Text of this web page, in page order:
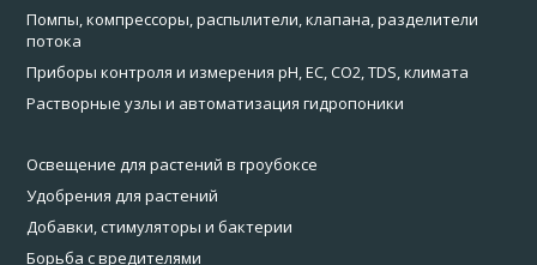
Помпы, компрессоры, распылители, клапана, разделители
потока
Приборы контроля и измерения pH, EC, CO2, TDS, климата
Растворные узлы и автоматизация гидропоники
Освещение для растений в гроубоксе
Удобрения для растений
Добавки, стимуляторы и бактерии
Борьба с вредителями